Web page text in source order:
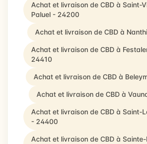
Achat et livraison de CBD à Saint-
Paluel - 24200
Achat et livraison de CBD à
Achat et livraison de CBD à
24410
Achat et livraison de CBD à
Achat et livraison de CBD à
Achat et livraison de CBD à Saint-
- 24400
Achat et livraison de CBD à